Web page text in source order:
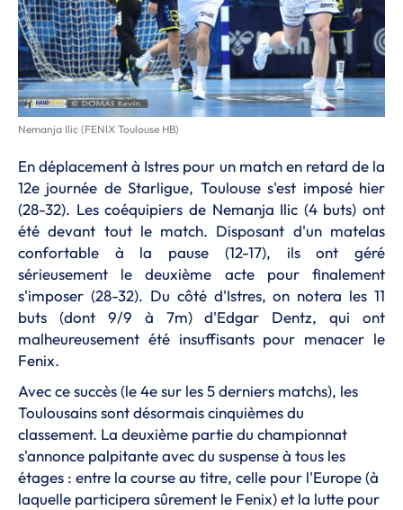
Nemanja Ilic (FENIX Toulouse HB)
En déplacement à Istres pour un match en retard de la
12e journée de Starligue, Toulouse s'est imposé hier
(28-32). Les coéquipiers de Nemanja Ilic (4 buts) ont
été devant tout le match. Disposant d'un matelas
confortable à la pause (12-17), ils ont géré
sérieusement le deuxième acte pour finalement
s'imposer (28-32). Du côté d'Istres, on notera les 11
buts (dont 9/9 à 7m) d'Edgar Dentz, qui ont
malheureusement été insuffisants pour menacer le
Fenix.
Avec ce succès (le 4e sur les 5 derniers matchs), les
Toulousains sont désormais cinquièmes du
classement. La deuxième partie du championnat
s'annonce palpitante avec du suspense à tous les
étages : entre la course au titre, celle pour l'Europe (à
laquelle participera sûrement le Fenix) et la lutte pour